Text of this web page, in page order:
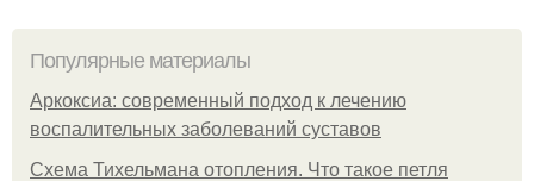
Популярные материалы
Аркоксиа: современный подход к лечению
воспалительных заболеваний суставов
Схема Тихельмана отопления. Что такое петля